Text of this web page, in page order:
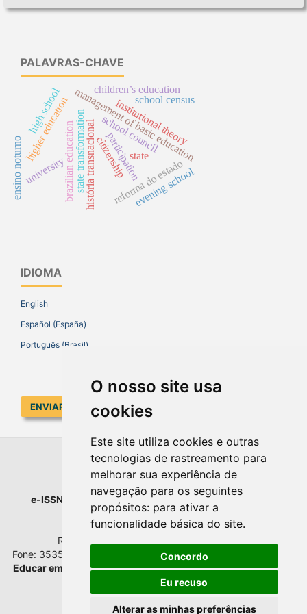
O nosso site usa
cookies
Este site utiliza cookies e outras
tecnologias de rastreamento para
melhorar sua experiência de
navegação para os seguintes
propósitos: para ativar a
funcionalidade básica do site.
Concordo
Eu recuso
Alterar as minhas preferências
PALAVRAS-CHAVE
história transnacional
brazilian educationmanagement of basic education
school council
citizenship
participation
reforma do estado
state transformation institutional theory
higher education
university
ensino noturno
high school
evening school
children’s education
school census
state
IDIOMA
English
Español (España)
Português (Brasil)
ENVIAR SUBMISSÃO
EDUCAR EM REVISTA
e-ISSN : 1984-0411 | Prefixo DOI : 10.1590 | Qualis
Universidade Federal do Paraná
Setor de Educação - Campus Rebouças
Rua Rockefeller, nº 57, 2.º andar - Sala 202
Fone: 3535-6207 | Bairro: Rebouças | Curitiba - Paraná - Brasil
Educar em Revistaesta licenciada comCreative Commons BY
Atribuição 4.0 Internacional.